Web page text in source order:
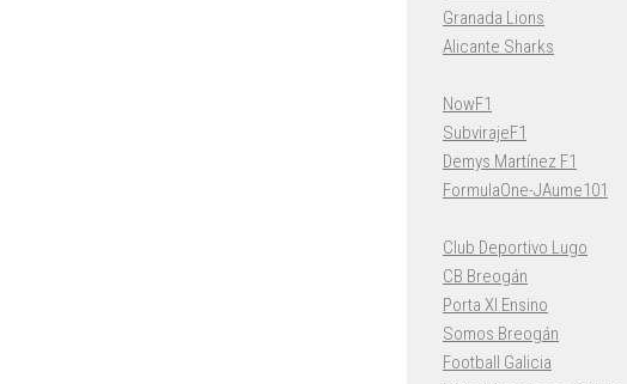
Granada Lions
Alicante Sharks
NowF1
SubvirajeF1
Demys Martínez F1
FormulaOne-JAume101
Club Deportivo Lugo
CB Breogán
Porta XI Ensino
Somos Breogán
Football Galicia